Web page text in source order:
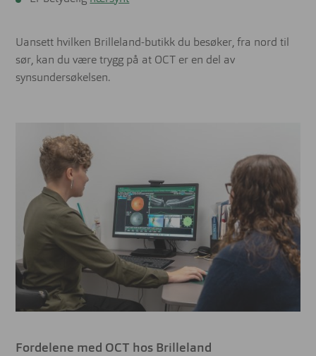
Uansett hvilken Brilleland-butikk du besøker, fra nord til
sør, kan du være trygg på at OCT er en del av
synsundersøkelsen.
Fordelene med OCT hos Brilleland